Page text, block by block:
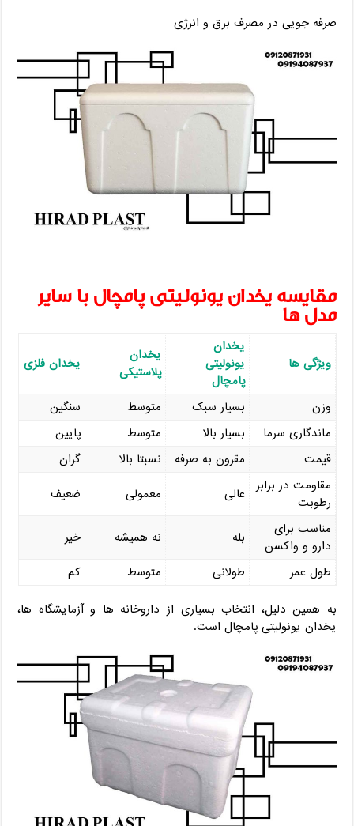
صرفه‌ جویی در مصرف برق و انرژی
مقایسه یخدان یونولیتی پامچال با سایر
مدل‌ ها
ویژگی ‌ها
یخدان
یونولیتی
پامچال
یخدان
پلاستیکی
یخدان فلزی
وزن بسیار سبک متوسط
سنگین
ماندگاری سرما
بسیار بالا متوسط
پایین
قیمت
مقرون ‌به ‌صرفه نسبتا بالا
گران
مقاومت در برابر
رطوبت
عالی معمولی
ضعیف
مناسب برای
دارو و واکسن
بله نه همیشه
خیر
طول عمر
طولانی متوسط کم
به همین دلیل، انتخاب بسیاری از داروخانه‌ ها و آزمایشگاه‌ ها،
یخدان یونولیتی پامچال است.